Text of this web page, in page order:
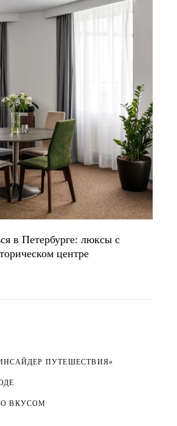
в Петербурге: люксы с
центре
ПУТЕШЕСТВИЯ»
ВКУСОМ